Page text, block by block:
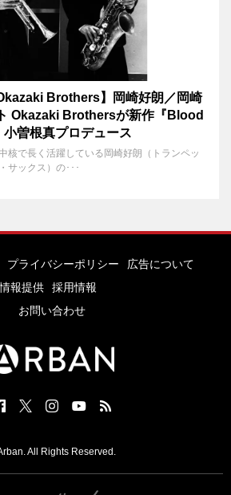
Brothers】岡崎好朗／岡崎
Okazaki Brothersが新作『Blood
曽根真プロデュース
核で長く活躍している岡崎好朗（トランペッ
サックス）の･･･
プライバシーポリシー
広告について
情報提供
採用情報
お問い合わせ
All Rights Reserved.